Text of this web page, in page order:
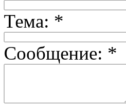
Тема: *
Сообщение: *